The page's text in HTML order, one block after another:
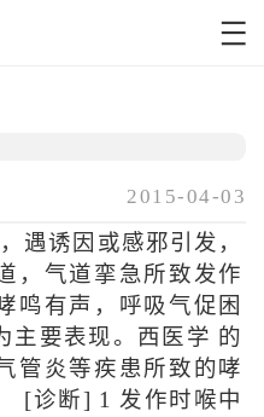
2015-04-03
遇诱因或感邪引发，
，气道挛急所致发作
鸣有声，呼吸气促困
主要表现。西医学 的
管炎等疾患所致的哮
[诊断] 1 发作时喉中